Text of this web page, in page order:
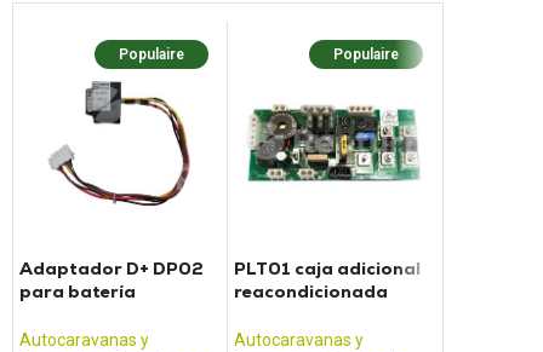
Populaire
Adaptador D+ DP02
para batería
Autocaravanas y
Populaire
PLT01 caja adicional
reacondicionada
Pilote
Autocaravanas y